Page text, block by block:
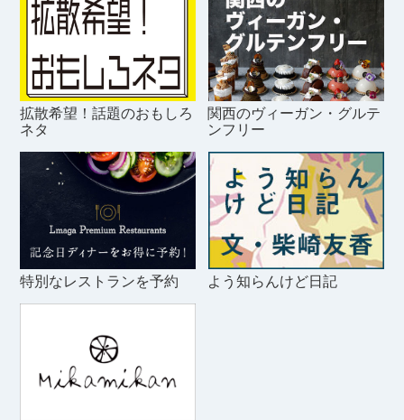
拡散希望！話題のおもしろ
ネタ
関西のヴィーガン・グルテ
ンフリー
特別なレストランを予約 よう知らんけど日記